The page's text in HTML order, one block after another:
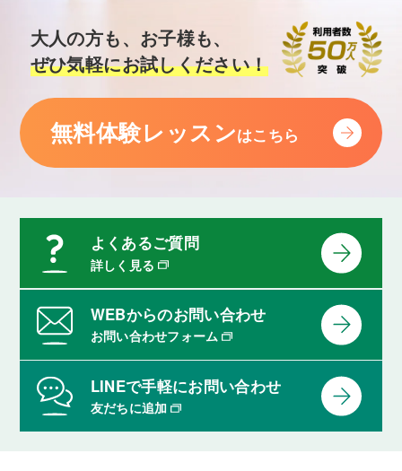
大人の方も、お子様も、
ぜひ気軽にお試しください！
無料体験レッスンはこちら
よくあるご質問
詳しく見る
WEBからのお問い合わせ
お問い合わせフォーム
LINEで手軽にお問い合わせ
友だちに追加